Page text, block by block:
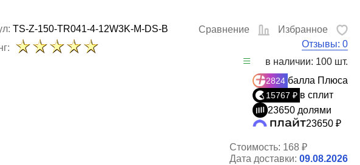
TS-Z-150-TR041-4-12W3K-M-DS-B Сравнение
Избранное
Отзывы: 0
в наличии: 100 шт.
2824 балла Плюса
15767 ₽ в сплит
23650 долями
23650 ₽
Стоимость: 168 ₽
Дата доставки: 09.08.2026